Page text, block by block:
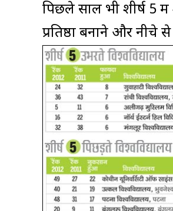
पिछले साल भी शीर्ष 5
प्रतिष्ठा बनाने और